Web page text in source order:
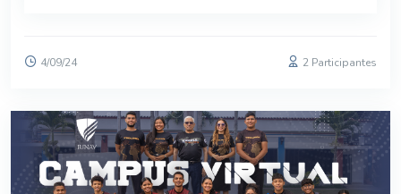
4/09/24 2 Participantes